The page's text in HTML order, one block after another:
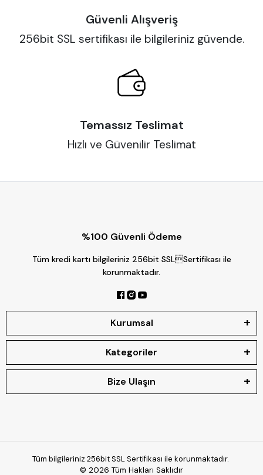
Güvenli Alışveriş
256bit SSL sertifikası ile bilgileriniz güvende.
Temassız Teslimat
Hızlı ve Güvenilir Teslimat
%100 Güvenli Ödeme
Tüm kredi kartı bilgileriniz 256bit SSLSertifikası ile
korunmaktadır.
Kurumsal
Kategoriler
Bize Ulaşın
Tüm bilgileriniz 256bit SSL Sertifikası ile korunmaktadır.
© 2026 Tüm Hakları Saklıdır